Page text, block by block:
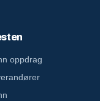
oppdrag